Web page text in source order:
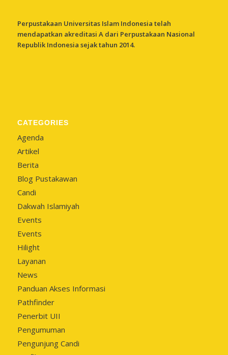
Perpustakaan Universitas Islam Indonesia telah
mendapatkan akreditasi A dari Perpustakaan Nasional
Republik Indonesia sejak tahun 2014.
CATEGORIES
Agenda
Artikel
Berita
Blog Pustakawan
Candi
Dakwah Islamiyah
Events
Events
Hilight
Layanan
News
Panduan Akses Informasi
Pathfinder
Penerbit UII
Pengumuman
Pengunjung Candi